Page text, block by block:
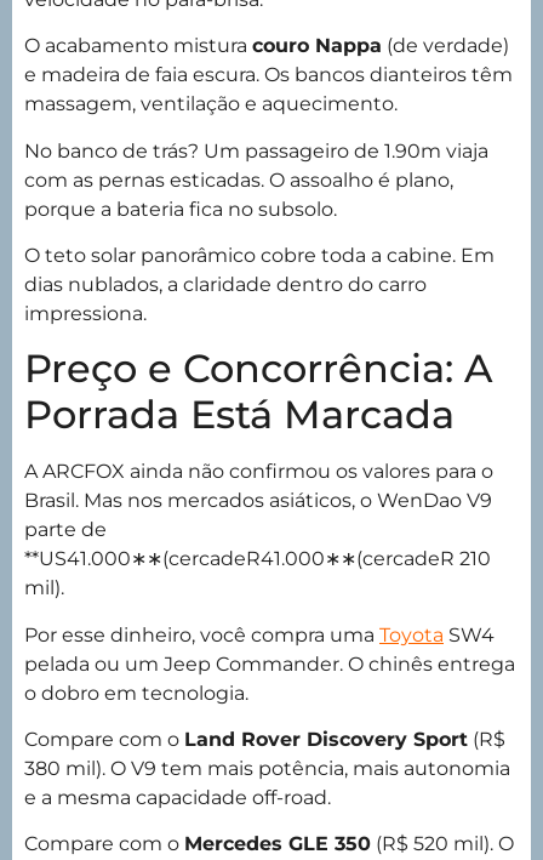
O acabamento mistura couro Nappa (de verdade)
e madeira de faia escura. Os bancos dianteiros têm
massagem, ventilação e aquecimento.
No banco de trás? Um passageiro de 1.90m viaja
com as pernas esticadas. O assoalho é plano,
porque a bateria fica no subsolo.
O teto solar panorâmico cobre toda a cabine. Em
dias nublados, a claridade dentro do carro
impressiona.
Preço e Concorrência: A
Porrada Está Marcada
A ARCFOX ainda não confirmou os valores para o
Brasil. Mas nos mercados asiáticos, o WenDao V9
parte de
**US41.000∗∗(cercadeR41.000∗ ∗(cercadeR 210
mil).
Por esse dinheiro, você compra uma Toyota SW4
pelada ou um Jeep Commander. O chinês entrega
o dobro em tecnologia.
Compare com o Land Rover Discovery Sport (R$
380 mil). O V9 tem mais potência, mais autonomia
e a mesma capacidade off-road.
Compare com o Mercedes GLE 350 (R$ 520 mil). O